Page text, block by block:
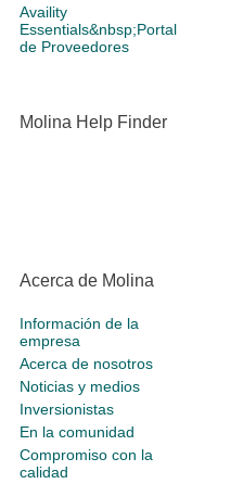
Availity
Essentials&nbsp;Portal
de Proveedores
Molina Help Finder
Acerca de Molina
Información de la
empresa
Acerca de nosotros
Noticias y medios
Inversionistas
En la comunidad
Compromiso con la
calidad